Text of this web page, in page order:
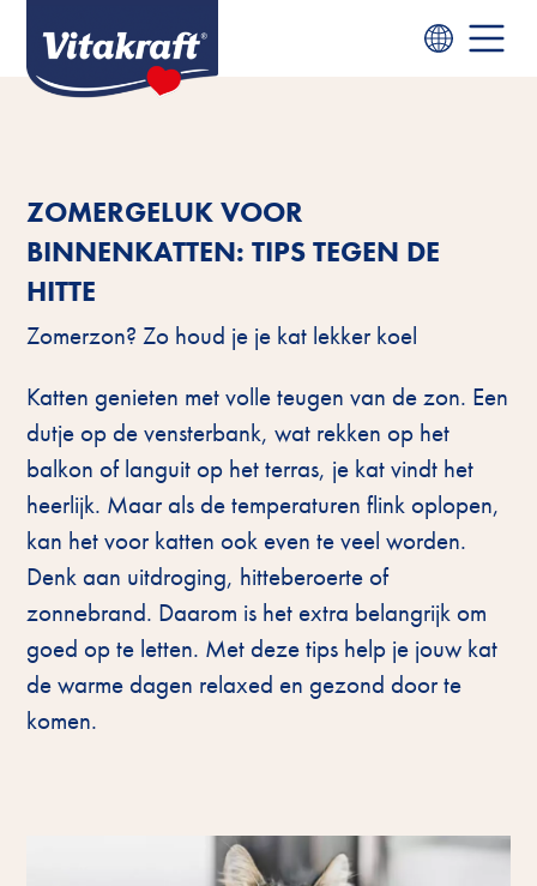
ZOMERGELUK VOOR
BINNENKATTEN: TIPS TEGEN DE
HITTE
Zomerzon? Zo houd je je kat lekker koel
Katten genieten met volle teugen van de zon. Een
dutje op de vensterbank, wat rekken op het
balkon of languit op het terras, je kat vindt het
heerlijk. Maar als de temperaturen flink oplopen,
kan het voor katten ook even te veel worden.
Denk aan uitdroging, hitteberoerte of
zonnebrand. Daarom is het extra belangrijk om
goed op te letten. Met deze tips help je jouw kat
de warme dagen relaxed en gezond door te
komen.